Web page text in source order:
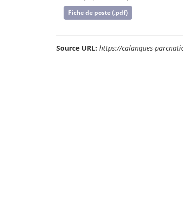
Fiche de poste (.pdf)
Source URL: https://calanques-